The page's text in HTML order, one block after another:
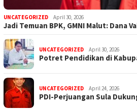
UNCATEGORIZED April 30, 2026
Jadi Temuan BPK, GMNI Malut: Dana
UNCATEGORIZED April 30, 2026
Potret Pendidikan di
UNCATEGORIZED April 24, 2026
PDI-Perjuangan Sula